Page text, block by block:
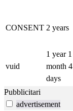
CONSENT 2 years
vuid
1 year 1
month 4
days
Pubblicitari
advertisement